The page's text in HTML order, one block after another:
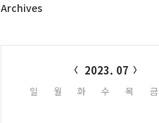
플
Archives
2023. 07
일 월 화 수 목 금